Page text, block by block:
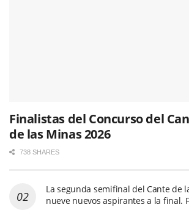
Finalistas del Concurso del
de las Minas 2026
738 SHARES
La segunda semifinal del Cante de
nueve nuevos aspirantes a la final.